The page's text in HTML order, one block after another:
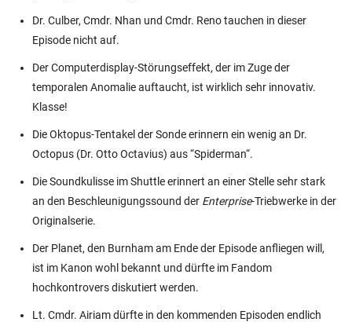
Dr. Culber, Cmdr. Nhan und Cmdr. Reno tauchen in dieser
Episode nicht auf.
Der Computerdisplay-Störungseffekt, der im Zuge der
temporalen Anomalie auftaucht, ist wirklich sehr innovativ.
Klasse!
Die Oktopus-Tentakel der Sonde erinnern ein wenig an Dr.
Octopus (Dr. Otto Octavius) aus “Spiderman“.
Die Soundkulisse im Shuttle erinnert an einer Stelle sehr stark
an den Beschleunigungssound der Enterprise-Triebwerke in der
Originalserie.
Der Planet, den Burnham am Ende der Episode anfliegen will,
ist im Kanon wohl bekannt und dürfte im Fandom
hochkontrovers diskutiert werden.
Lt. Cmdr. Airiam dürfte in den kommenden Episoden endlich